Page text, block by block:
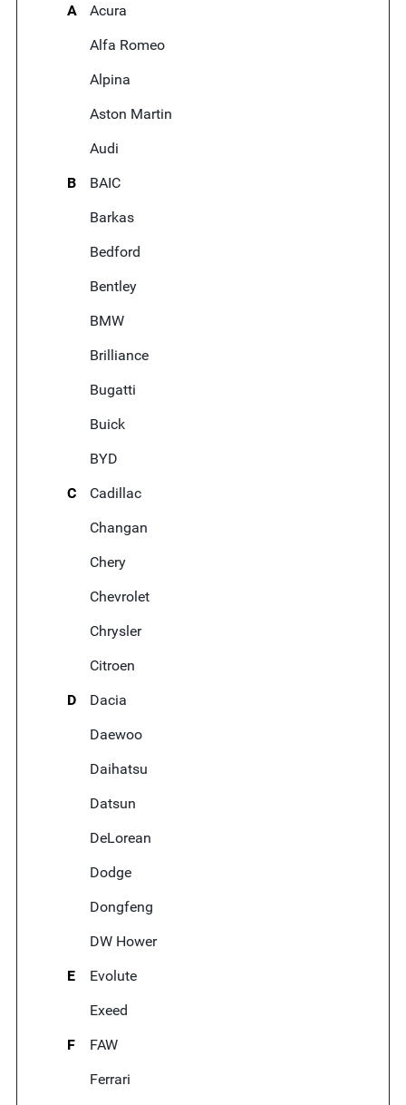
A
Acura
Alfa Romeo
Alpina
Aston Martin
Audi
B
BAIC
Barkas
Bedford
Bentley
BMW
Brilliance
Bugatti
Buick
BYD
C
Cadillac
Changan
Chery
Chevrolet
Chrysler
Citroen
D
Dacia
Daewoo
Daihatsu
Datsun
DeLorean
Dodge
Dongfeng
DW Hower
E
Evolute
Exeed
F
FAW
Ferrari